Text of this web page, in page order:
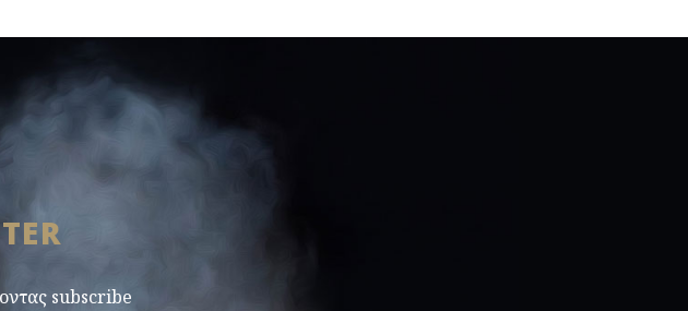
subscribe